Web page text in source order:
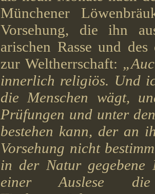
Münchener
Vorsehung, die ihn
arischen Rasse und
zur Weltherrschaft:
innerlich religiös. Und
die Menschen wägt,
Prüfungen und unter
bestehen kann, der an
Vorsehung nicht
in der Natur gegebene
einer Auslese die